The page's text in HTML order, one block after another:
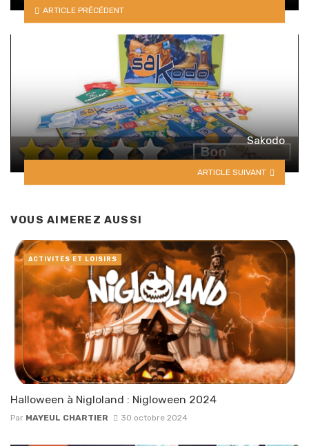
ARTICLE PRÉCÉDENT
Sakodo
ARTICLE SUIVANT
VOUS AIMEREZ AUSSI
Halloween à Nigloland : Nigloween 2024
Par MAYEUL CHARTIER 30 octobre 2024
ACTIVITÉS ET LOISIRS